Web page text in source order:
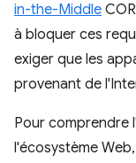
in-the-Middle
à bloquer ces
exiger que les
provenant de
Pour comprendre
l'écosystème